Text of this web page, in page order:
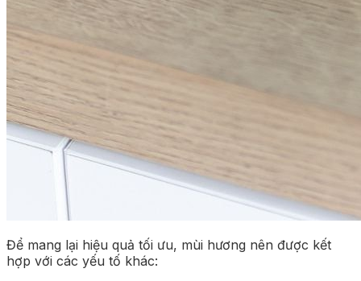
Để mang lại hiệu quả tối ưu, mùi hương nên được kết
hợp với các yếu tố khác: